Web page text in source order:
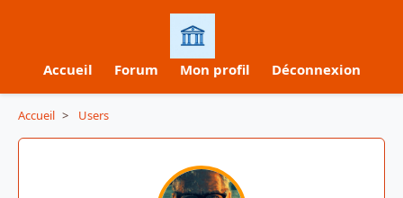
Accueil Forum Mon profil Déconnexion
Accueil > Users